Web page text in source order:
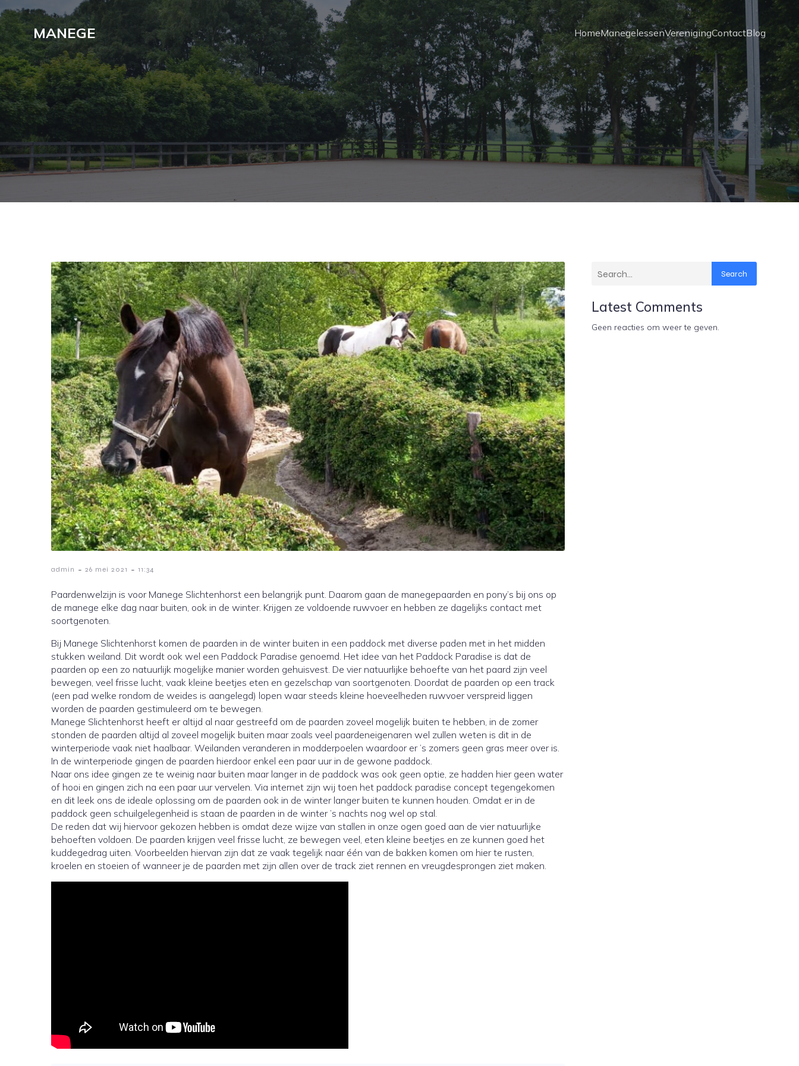
MANEGE HomeManegelessenVerenigingContactBlog
admin - 26 mei 2021 - 11:34
Paardenwelzijn is voor Manege Slichtenhorst een belangrijk punt. Daarom gaan de manegepaarden en pony’s bij ons op
de manege elke dag naar buiten, ook in de winter. Krijgen ze voldoende ruwvoer en hebben ze dagelijks contact met
soortgenoten.
Bij Manege Slichtenhorst komen de paarden in de winter buiten in een paddock met diverse paden met in het midden
stukken weiland. Dit wordt ook wel een Paddock Paradise genoemd. Het idee van het Paddock Paradise is dat de
paarden op een zo natuurlijk mogelijke manier worden gehuisvest. De vier natuurlijke behoefte van het paard zijn veel
bewegen, veel frisse lucht, vaak kleine beetjes eten en gezelschap van soortgenoten. Doordat de paarden op een track
(een pad welke rondom de weides is aangelegd) lopen waar steeds kleine hoeveelheden ruwvoer verspreid liggen
worden de paarden gestimuleerd om te bewegen.
Manege Slichtenhorst heeft er altijd al naar gestreefd om de paarden zoveel mogelijk buiten te hebben, in de zomer
stonden de paarden altijd al zoveel mogelijk buiten maar zoals veel paardeneigenaren wel zullen weten is dit in de
winterperiode vaak niet haalbaar. Weilanden veranderen in modderpoelen waardoor er ’s zomers geen gras meer over is.
In de winterperiode gingen de paarden hierdoor enkel een paar uur in de gewone paddock.
Naar ons idee gingen ze te weinig naar buiten maar langer in de paddock was ook geen optie, ze hadden hier geen water
of hooi en gingen zich na een paar uur vervelen. Via internet zijn wij toen het paddock paradise concept tegengekomen
en dit leek ons de ideale oplossing om de paarden ook in de winter langer buiten te kunnen houden. Omdat er in de
paddock geen schuilgelegenheid is staan de paarden in de winter ’s nachts nog wel op stal.
De reden dat wij hiervoor gekozen hebben is omdat deze wijze van stallen in onze ogen goed aan de vier natuurlijke
behoeften voldoen. De paarden krijgen veel frisse lucht, ze bewegen veel, eten kleine beetjes en ze kunnen goed het
kuddegedrag uiten. Voorbeelden hiervan zijn dat ze vaak tegelijk naar één van de bakken komen om hier te rusten,
kroelen en stoeien of wanneer je de paarden met zijn allen over de track ziet rennen en vreugdesprongen ziet maken.
Search
Latest Comments
Geen reacties om weer te geven.